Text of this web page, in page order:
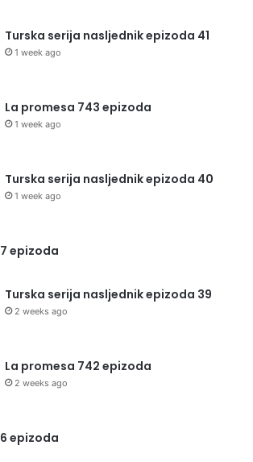
Turska serija nasljednik epizoda 41
1 week ago
La promesa 743 epizoda
1 week ago
Turska serija nasljednik epizoda 40
1 week ago
epizoda
Turska serija nasljednik epizoda 39
2 weeks ago
La promesa 742 epizoda
2 weeks ago
epizoda